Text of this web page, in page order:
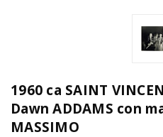
1960 ca SAINT
Dawn ADDAMS con
MASSIMO